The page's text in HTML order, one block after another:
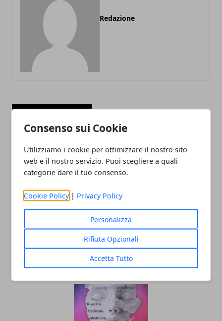
Consenso sui Cookie
Utilizziamo i cookie per ottimizzare il nostro sito
web e il nostro servizio. Puoi scegliere a quali
categorie dare il tuo consenso.
Cookie Policy | Privacy Policy
Personalizza
Rifiuta Opzionali
Accetta Tutto
Redazione
ARTICOLI CORRELATI
Il professor Nuzzolese, a Torino come a
Bari: scienza e diritti umani nel nome
dell’identità perduta
20/11/2025